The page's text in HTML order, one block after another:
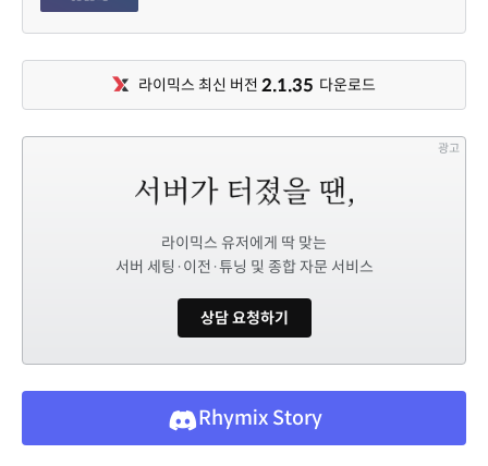
라이믹스 최신 버전 2.1.35 다운로드
광고
라이믹스 유저에게 딱 맞는
서버 세팅·이전·튜닝 및 종합 자문 서비스
상담 요청하기
Rhymix Story